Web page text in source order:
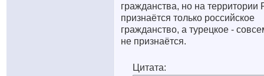
гражданства, но на территории
признаётся только российское
гражданство, а турецкое -
не признаётся.
Цитата: